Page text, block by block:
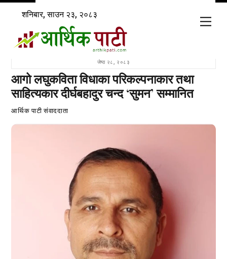
Skip
content
शनिबार, साउन २३, २०८३
जेष्ठ २८, २०८३
आगो लघुकविता विधाका परिकल्पनाकार तथा
साहित्यकार दीर्घबहादुर चन्द ‘सुमन’ सम्मानित
आर्थिक पाटी संवाददाता